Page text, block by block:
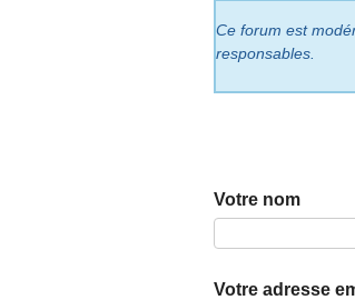
Ce forum est
responsables.
Votre nom
Votre adresse